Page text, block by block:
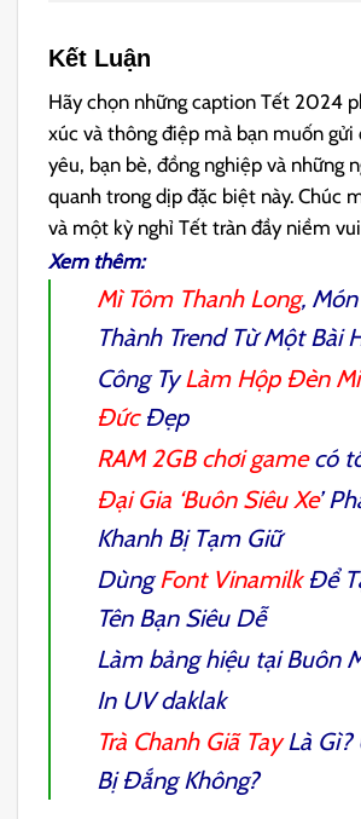
Kết Luận
Hãy chọn những caption Tết 2024
xúc và thông điệp mà bạn muốn gửi
yêu, bạn bè, đồng nghiệp và những
quanh trong dịp đặc biệt này. Chúc
và một kỳ nghỉ Tết tràn đầy niềm
Xem thêm:
Mì Tôm Thanh Long,
Thành Trend Từ Một Bài
Công Ty Làm Hộp Đèn
ĐứcĐẹp
RAM 2GB chơi gamecó
Đại Gia ‘Buôn Siêu Xe’
Khanh Bị Tạm Giữ
Dùng Font VinamilkĐể
Tên Bạn Siêu Dễ
Làm bảng hiệu tại Buôn
In UV daklak
Trà Chanh Giã TayLà Gì?
Bị Đắng Không?